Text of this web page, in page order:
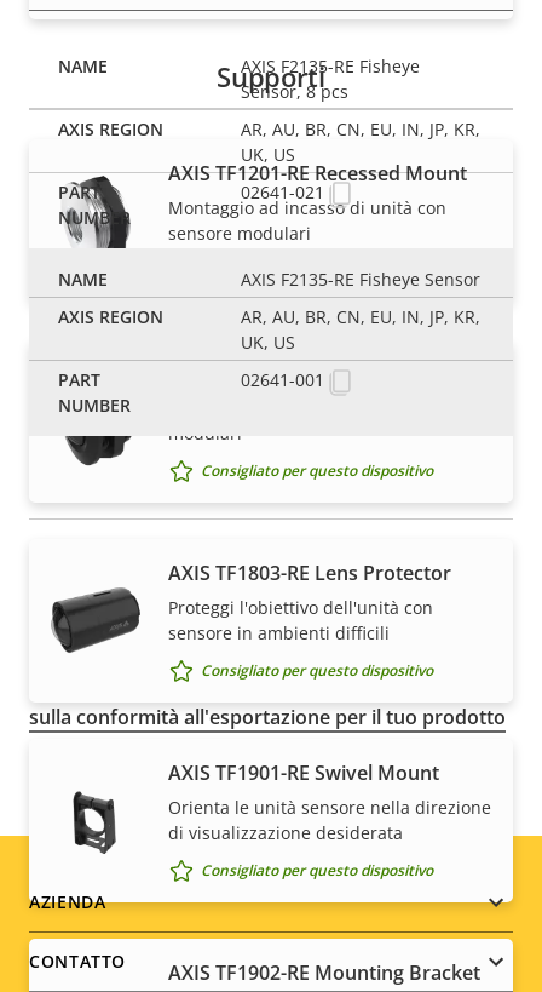
Supporti
AXIS TF1201-RE Recessed Mount
Montaggio ad incasso di unità con
sensore modulari
Consigliato per questo dispositivo
AXIS TF1203-RE Recessed Mount
modulari
Consigliato per questo dispositivo
AXIS TF1803-RE Lens Protector
Proteggi l'obiettivo dell'unità con
sensore in ambienti difficili
Consigliato per questo dispositivo
AXIS TF1901-RE Swivel Mount
Orienta le unità sensore nella direzione
di visualizzazione desiderata
Consigliato per questo dispositivo
AXIS TF1902-RE Mounting Bracket
AXIS F2135-RE Fisheye
Sensor, 8 pcs
AR, AU, BR, CN, EU, IN, JP, KR,
UK, US
02641-021
AXIS F2135-RE Fisheye Sensor
AR, AU, BR, CN, EU, IN, JP, KR,
UK, US
02641-001
I dispositivi Axis possono essere soggetti alle
normative sul controllo delle esportazioni degli Stati
Uniti e dell'UE, oltre ad altre legislazioni nazionali sul
controllo delle esportazioni. Trova
le informazioni
sulla conformità all'esportazione per il tuo prodotto
Footer
menu
AZIENDA
CONTATTO